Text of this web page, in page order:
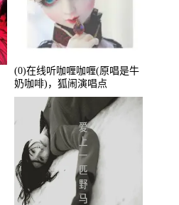
(0)在线听咖喱咖喱(原唱是牛
奶咖啡)，狐闹演唱点
播:287579次